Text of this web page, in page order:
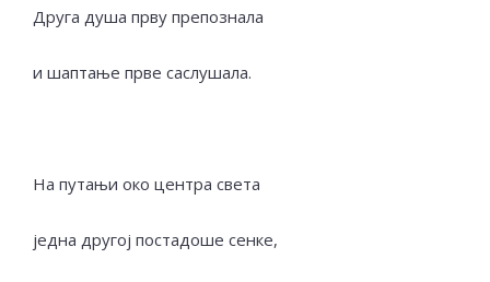
Друга душа прву препознала
и шаптање прве саслушала.
На путањи око центра света
једна другој постадоше сенке,